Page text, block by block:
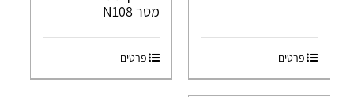
פרטים
מטר N108
פרטים